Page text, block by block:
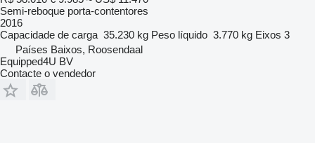
Semi-reboque porta-contentores
2016
Capacidade de carga 35.230 kg Peso líquido 3.770 kg Eixos 3
Países Baixos, Roosendaal
Equipped4U BV
Contacte o vendedor